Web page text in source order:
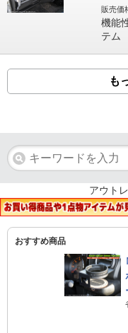
販売価
機能
テム
も
アウト
おすすめ商品